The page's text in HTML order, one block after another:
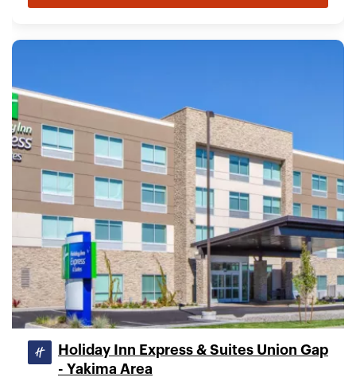
Holiday Inn Express & Suites Union Gap
- Yakima Area